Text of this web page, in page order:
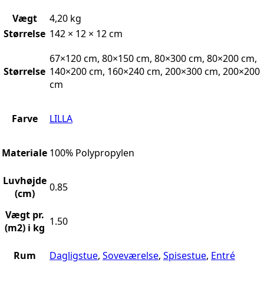
Vægt
4,20 kg
Størrelse 142 × 12 × 12 cm
Størrelse
67×120 cm, 80×150 cm, 80×300 cm, 80×200 cm,
140×200 cm, 160×240 cm, 200×300 cm, 200×200
cm
Farve LILLA
Materiale 100% Polypropylen
Luvhøjde
(cm)
0.85
Vægt pr.
(m2) i kg 1.50
Rum Dagligstue, Soveværelse, Spisestue, Entré